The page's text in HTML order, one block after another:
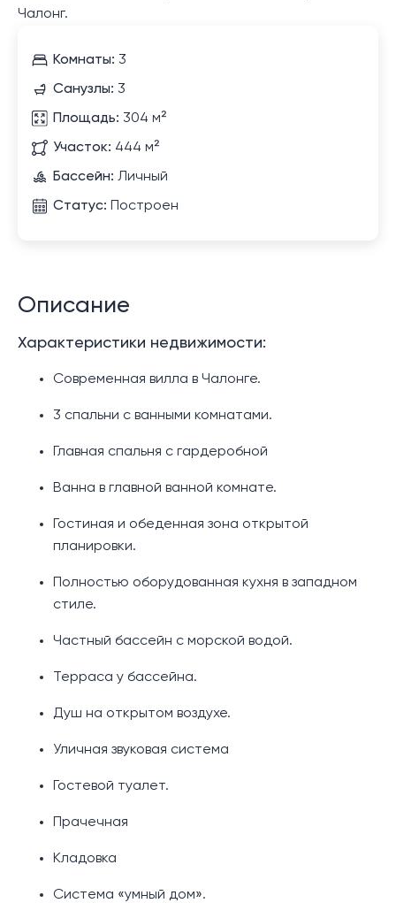
Чалонг.
Комнаты: 3
Санузлы: 3
Площадь: 304 м²
Участок: 444 м²
Бассейн: Личный
Статус: Построен
Описание
Характеристики недвижимости:
Современная вилла в Чалонге.
3 спальни с ванными комнатами.
Главная спальня с гардеробной
Ванна в главной ванной комнате.
Гостиная и обеденная зона открытой
планировки.
Полностью оборудованная кухня в западном
стиле.
Частный бассейн с морской водой.
Терраса у бассейна.
Душ на открытом воздухе.
Уличная звуковая система
Гостевой туалет.
Прачечная
Кладовка
Система «умный дом».